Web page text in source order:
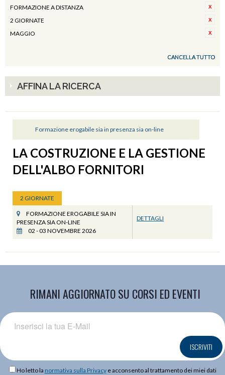
FORMAZIONE A DISTANZA
2 GIORNATE
MAGGIO
CANCELLA TUTTO
AFFINA LA RICERCA
Formazione erogabile sia in presenza sia on-line
LA COSTRUZIONE E LA GESTIONE
DELL'ALBO FORNITORI
2 GIORNATE
FORMAZIONE EROGABILE SIA IN
PRESENZA SIA ON-LINE
02 - 03 NOVEMBRE 2026
DETTAGLI
RIMANI AGGIORNATO SU CORSI ED EVENTI
ISCRIVITI
Ho letto la normativa sulla Privacye acconsento al trattamento dei miei dati